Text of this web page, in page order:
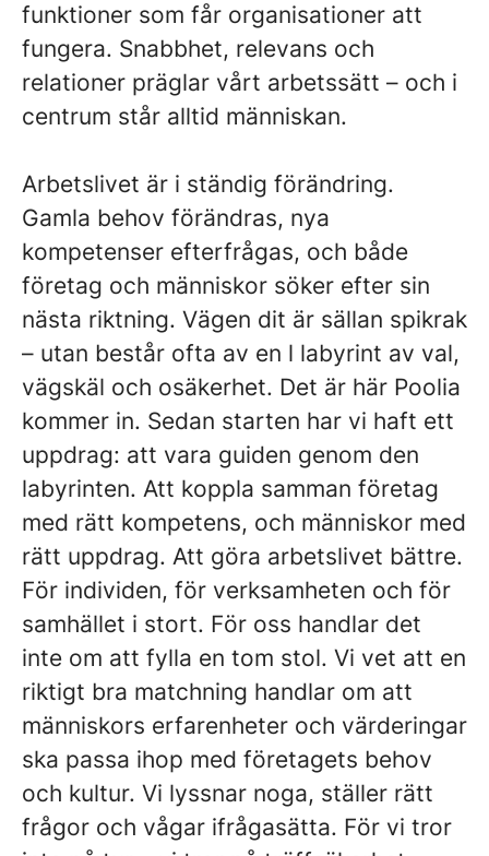
funktioner som får organisationer att
fungera. Snabbhet, relevans och
relationer präglar vårt arbetssätt – och i
centrum står alltid människan.
Arbetslivet är i ständig förändring.
Gamla behov förändras, nya
kompetenser efterfrågas, och både
företag och människor söker efter sin
nästa riktning. Vägen dit är sällan spikrak
– utan består ofta av en l labyrint av val,
vägskäl och osäkerhet. Det är här Poolia
kommer in. Sedan starten har vi haft ett
uppdrag: att vara guiden genom den
labyrinten. Att koppla samman företag
med rätt kompetens, och människor med
rätt uppdrag. Att göra arbetslivet bättre.
För individen, för verksamheten och för
samhället i stort. För oss handlar det
inte om att fylla en tom stol. Vi vet att en
riktigt bra matchning handlar om att
människors erfarenheter och värderingar
ska passa ihop med företagets behov
och kultur. Vi lyssnar noga, ställer rätt
frågor och vågar ifrågasätta. För vi tror